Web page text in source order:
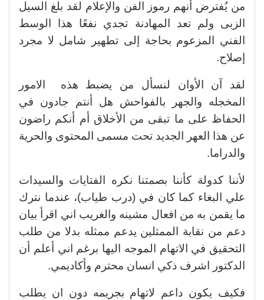
من يُفترض أنهم رموز الفن والإعلام لقد بلغ السيل
الزبى ولم تعد المهادنة تجدي نفعًا هذا الوسط
الفني المزعوم بحاجة إلى تطهير شامل لا مجرد
إصلاح.
لقد آن الأوان لنسأل من يضبط هذه الامور
المخجله والجهر بالفواحش هل أنتم جادون في
الحفاظ على ما تبقى من الأخلاق أم أنكم راضون
عن هذا العهر الجديد تحت مسمى المحتوى والحرية
والدراما.
لأننا كدولة كأننا بصمتنا نكره الفتايات والسيدات
علي البغاء كما كان في (درب طياب)، عندما نترك
ما يقمن به من افعال مشينه والغريب اني اقرأ بيان
دعم من نقابة الممثلين يدعم ممثله بدلا من طلب
التحقيق في الاتهام الموجه اليها برغم اني أعلم أن
الدكتور اشرف ذكي انسان محترم وأكاديمي.
فكيف يكون داعم لاتهام بجريمه دون ان يطلب